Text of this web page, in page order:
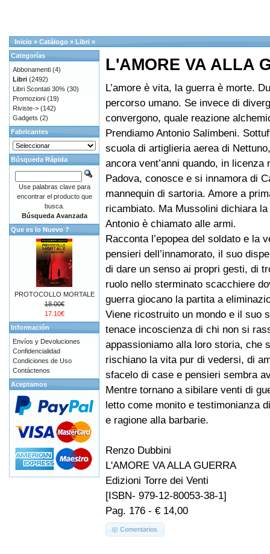
Inicio » Catálogo » Libri »
L'AMORE VA ALLA
L’amore è vita, la guerra è morte.
percorso umano. Se invece di
convergono, quale reazione
Prendiamo Antonio Salimbeni.
scuola di artiglieria aerea di
ancora vent’anni quando, in licenza
Padova, conosce e si innamora di
mannequin di sartoria. Amore a
ricambiato. Ma Mussolini dichiara
Antonio è chiamato alle armi.
Racconta l’epopea del soldato e la
pensieri dell’innamorato, il suo
di dare un senso ai propri gesti, di
ruolo nello sterminato scacchiere
guerra giocano la partita a
Viene ricostruito un mondo e il suo
tenace incoscienza di chi non si
appassioniamo alla loro storia, che
rischiano la vita pur di vedersi, di
sfacelo di case e pensieri sembra
Mentre tornano a sibilare venti di
letto come monito e testimonianza
e ragione alla barbarie.
Renzo Dubbini
L'AMORE VA ALLA GUERRA
Edizioni Torre dei Venti
[ISBN- 979-12-80053-38-1]
Pag. 176 - € 14,00
Comentarios
Categorías
Abbonamenti (4)
Libri (2492)
Libri Scontati 30% (30)
Promozioni (19)
Riviste-> (142)
Gadgets (2)
Fabricantes
Búsqueda Rápida
Use palabras clave para
encontrar el producto que
busca.
Búsqueda Avanzada
Que es lo Nuevo ?
PROTOCOLLO MORTALE
18.00€
17.10€
Información
Envíos y Devoluciones
Confidencialidad
Condiciones de Uso
Contáctenos
Aceptamos